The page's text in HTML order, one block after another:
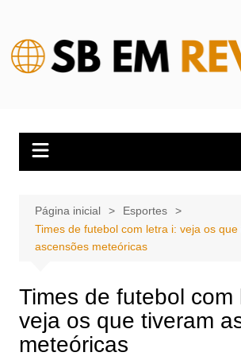
conteúdo
Página inicial
Esportes
Times de futebol com letra i: veja os que
ascensões meteóricas
Times de futebol com
veja os que tiveram
meteóricas